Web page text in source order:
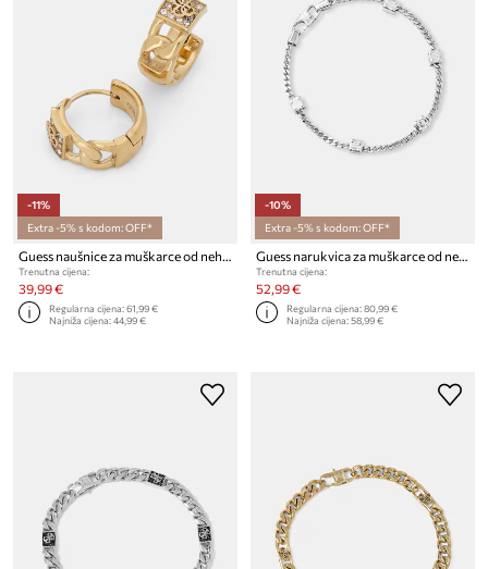
-11%
Extra -5% s kodom: OFF*
Guess naušnice za muškarce od nehrđajućeg čelika 4G FRONTIERS
Trenutna cijena:
39,99 €
Regularna cijena:61,99 €
Najniža cijena:44,99 €
-10%
Extra -5% s kodom: OFF*
Guess narukvica za muškarce od nehrđajućeg čelika 4G FRONTIERS
Trenutna cijena:
52,99 €
Regularna cijena:80,99 €
Najniža cijena:58,99 €